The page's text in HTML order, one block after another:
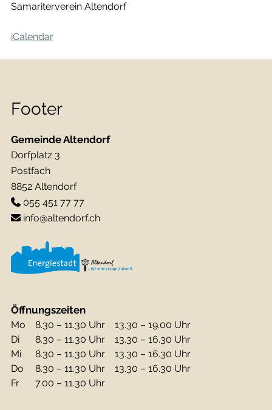
Samariterverein Altendorf
iCalendar
Footer
Gemeinde Altendorf
Dorfplatz 3
Postfach
8852 Altendorf
055 451 77 77
info@altendorf.ch
Öffnungszeiten
Mo 8.30 – 11.30 Uhr
13.30 – 19.00 Uhr
Di
8.30 – 11.30 Uhr
13.30 – 16.30 Uhr
Mi
8.30 – 11.30 Uhr
13.30 – 16.30 Uhr
Do
8.30 – 11.30 Uhr
13.30 – 16.30 Uhr
Fr
7.00 – 11.30 Uhr